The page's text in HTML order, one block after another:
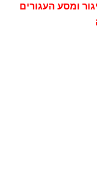
ומסע העגורים